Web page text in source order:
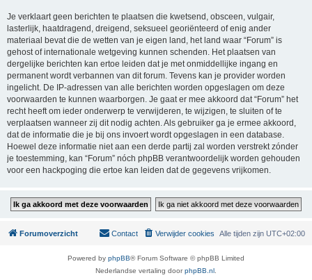
Je verklaart geen berichten te plaatsen die kwetsend, obsceen, vulgair,
lasterlijk, haatdragend, dreigend, seksueel georiënteerd of enig ander
materiaal bevat die de wetten van je eigen land, het land waar “Forum” is
gehost of internationale wetgeving kunnen schenden. Het plaatsen van
dergelijke berichten kan ertoe leiden dat je met onmiddellijke ingang en
permanent wordt verbannen van dit forum. Tevens kan je provider worden
ingelicht. De IP-adressen van alle berichten worden opgeslagen om deze
voorwaarden te kunnen waarborgen. Je gaat er mee akkoord dat “Forum” het
recht heeft om ieder onderwerp te verwijderen, te wijzigen, te sluiten of te
verplaatsen wanneer zij dit nodig achten. Als gebruiker ga je ermee akkoord,
dat de informatie die je bij ons invoert wordt opgeslagen in een database.
Hoewel deze informatie niet aan een derde partij zal worden verstrekt zónder
je toestemming, kan “Forum” nóch phpBB verantwoordelijk worden gehouden
voor een hackpoging die ertoe kan leiden dat de gegevens vrijkomen.
Forumoverzicht Alle tijden zijn UTC+02:00
Verwijder cookies
Contact
Powered by phpBB® Forum Software © phpBB Limited
Nederlandse vertaling doorphpBB.nl